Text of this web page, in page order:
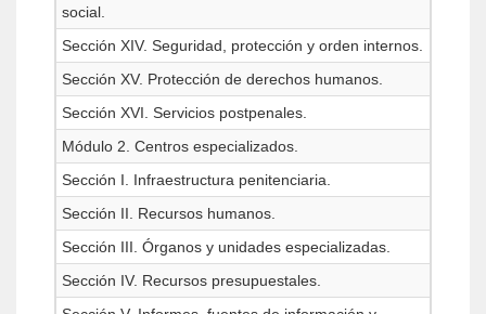
social.
Sección XIV. Seguridad, protección y orden internos.
Sección XV. Protección de derechos humanos.
Sección XVI. Servicios postpenales.
Módulo 2. Centros especializados.
Sección I. Infraestructura penitenciaria.
Sección II. Recursos humanos.
Sección III. Órganos y unidades especializadas.
Sección IV. Recursos presupuestales.